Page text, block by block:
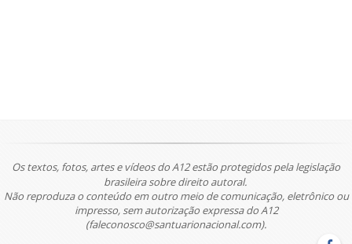
Os textos, fotos, artes e vídeos do A12 estão protegidos pela legislação
brasileira sobre direito autoral.
Não reproduza o conteúdo em outro meio de comunicação, eletrônico ou
impresso, sem autorização expressa do A12
(faleconosco@santuarionacional.com).